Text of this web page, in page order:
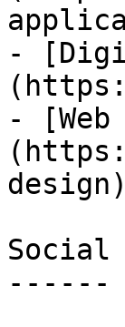
-
-
design)
Social
------